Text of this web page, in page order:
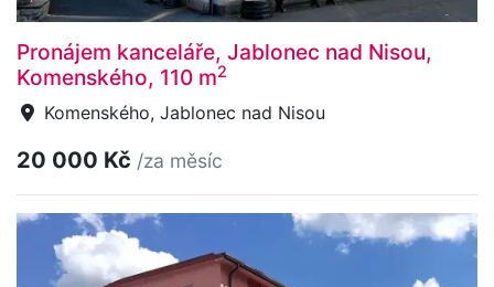
Pronájem kanceláře, Jablonec nad Nisou,
Komenského, 110 m2
Komenského, Jablonec nad Nisou
20 000 Kč /za měsíc